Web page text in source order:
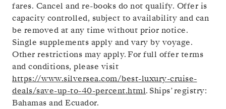
fares. Cancel and re-books do not qualify. Offer is
capacity controlled, subject to availability and can
be removed at any time without prior notice.
Single supplements apply and vary by voyage.
Other restrictions may apply. For full offer terms
and conditions, please visit
https://www.silversea.com/best-luxury-cruise-
deals/save-up-to-40-percent.html. Ships’ registry:
Bahamas and Ecuador.